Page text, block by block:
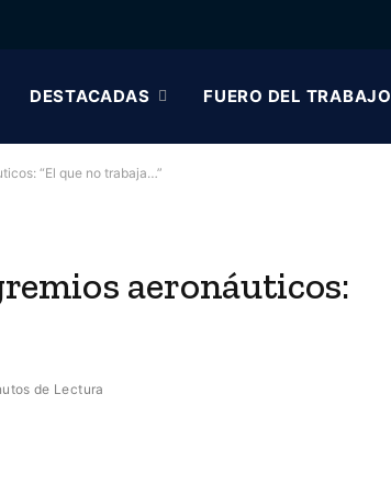
DESTACADAS FUERO DEL TRABAJO
“El que no trabaja…”
aeronáuticos:
de Lectura